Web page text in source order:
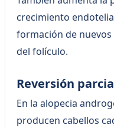
crecimiento
formación de
del folículo.
Reversión
En la alopecia
producen cabellos